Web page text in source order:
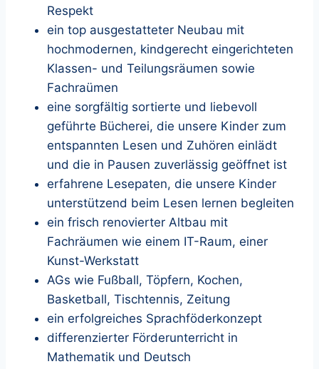
Respekt
ein top ausgestatteter Neubau mit
hochmodernen, kindgerecht eingerichteten
Klassen- und Teilungsräumen sowie
Fachraümen
eine sorgfältig sortierte und liebevoll
geführte Bücherei, die unsere Kinder zum
entspannten Lesen und Zuhören einlädt
und die in Pausen zuverlässig geöffnet ist
erfahrene Lesepaten, die unsere Kinder
unterstützend beim Lesen lernen begleiten
ein frisch renovierter Altbau mit
Fachräumen wie einem IT-Raum, einer
Kunst-Werkstatt
AGs wie Fußball, Töpfern, Kochen,
Basketball, Tischtennis, Zeitung
ein erfolgreiches Sprachföderkonzept
differenzierter Förderunterricht in
Mathematik und Deutsch